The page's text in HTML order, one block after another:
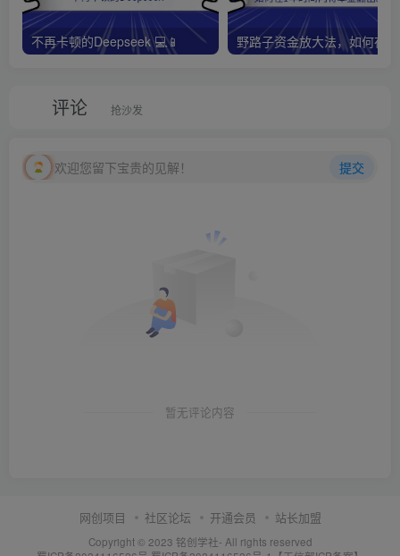
不再卡顿的Deepseek 💻📱
评论 抢沙发
欢迎您留下宝贵的见解！ 提交
暂无评论内容
网创项目 社区论坛 开通会员 站长加盟
Copyright © 2023 铭创学社- All rights reserved